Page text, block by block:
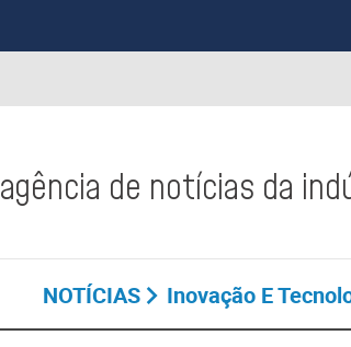
agência de notícias da
NOTÍCIAS Inovação E